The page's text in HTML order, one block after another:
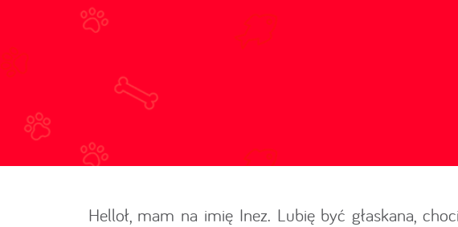
Helloł, mam na imię Inez. Lubię być głaskana,